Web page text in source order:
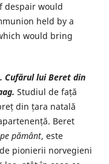
despair would
held by a
would bring
Cufărul lui Beret din
Studiul de față
din țara natală
Beret
pământ, este
pionierii norvegieni